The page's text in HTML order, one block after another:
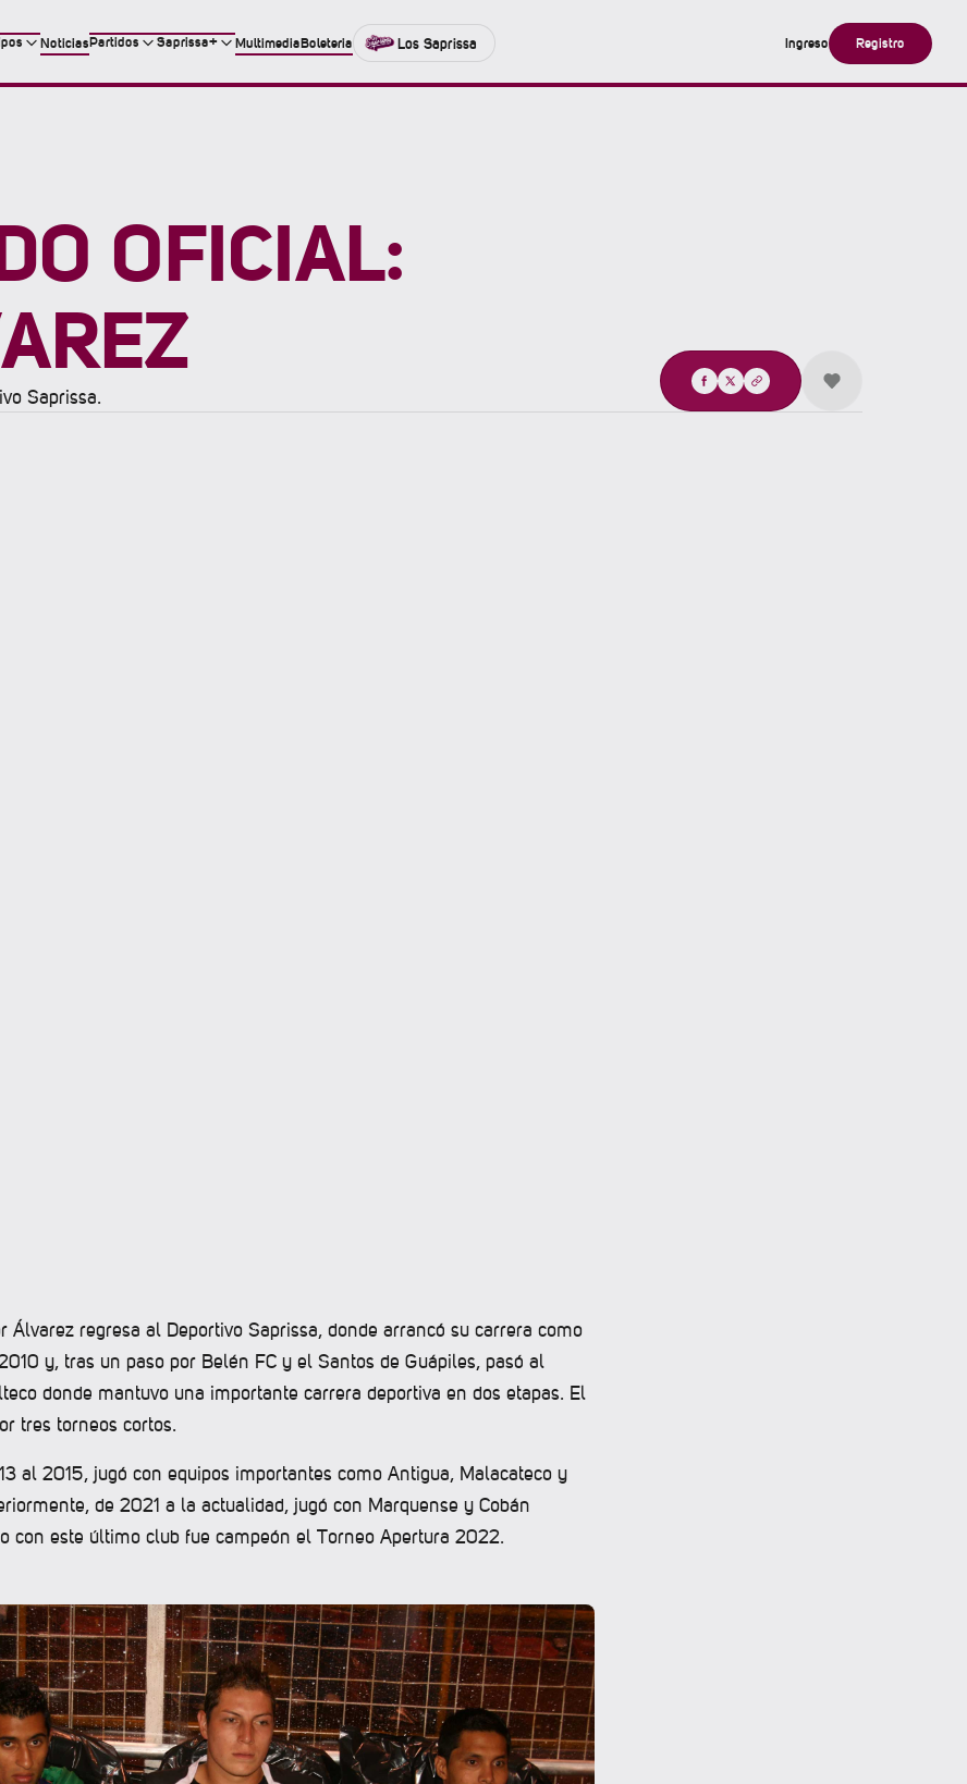
NoticiasPartidos Saprissa+ MultimediaBoleteria Los Saprissa Ingreso Registro
OFICIAL:
Saprissa.
Compartir
Álvarez regresa al Deportivo Saprissa, donde arrancó su carrera como
y, tras un paso por Belén FC y el Santos de Guápiles, pasó al
donde mantuvo una importante carrera deportiva en dos etapas. El
tres torneos cortos.
al 2015, jugó con equipos importantes como Antigua, Malacateco y
de 2021 a la actualidad, jugó con Marquense y Cobán
con este último club fue campeón el Torneo Apertura 2022.